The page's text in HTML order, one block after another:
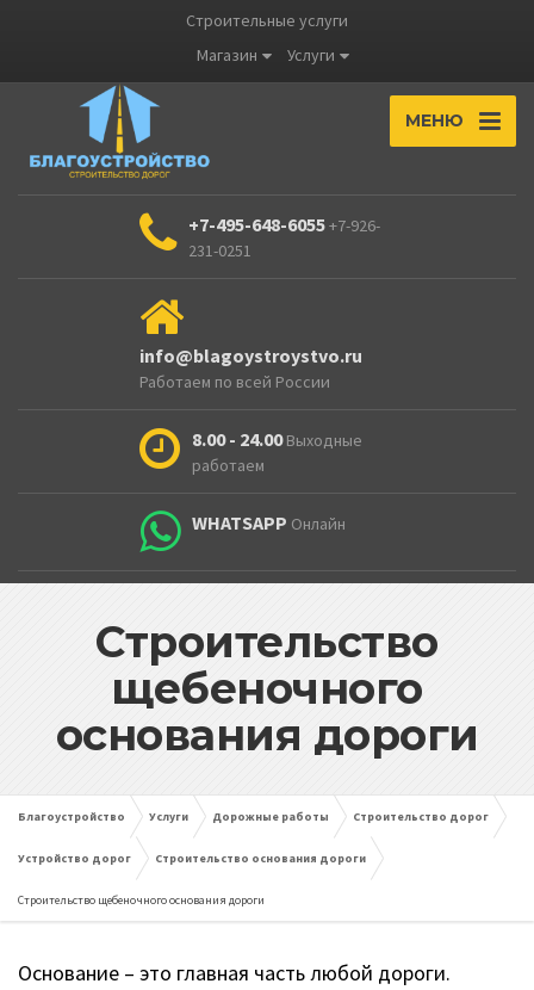
Строительные услуги
Магазин
Услуги
МЕНЮ
+7-495-648-6055+7-926-
231-0251
info@blagoystroystvo.ru
Работаем по всей России
8.00 - 24.00 Выходные
работаем
WHATSAPP Онлайн
Строительство
щебеночного
основания дороги
Благоустройство Услуги Дорожные работы Строительство дорог
Устройство дорог Строительство основания дороги
Строительство щебеночного основания дороги
Основание – это главная часть любой дороги.